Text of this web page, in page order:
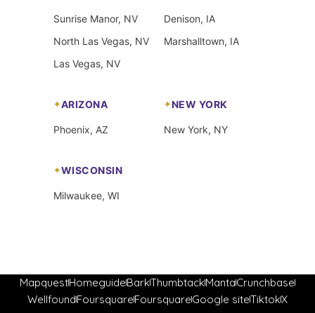
Sunrise Manor, NV
North Las Vegas, NV
Las Vegas, NV
Denison, IA
Marshalltown, IA
ARIZONA
Phoenix, AZ
NEW YORK
New York, NY
WISCONSIN
Milwaukee, WI
MapquestHomeguideBarkThumbtackMantaCrunchbase
WellfoundFoursquareFoursquareGoogle siteTiktokX